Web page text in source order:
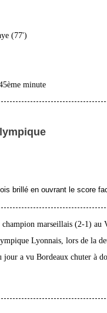
(77')
minute
brillé en ouvrant le score
marseillais (2-1)
Lyonnais, lors de la
a vu Bordeaux chuter à